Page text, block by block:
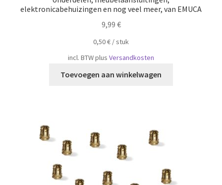
elektronicabehuizingen en nog veel meer, van EMUCA
9,99 €
0,50€ /​​stuk
incl. BTWplus Versandkosten
Toevoegen aan winkelwagen